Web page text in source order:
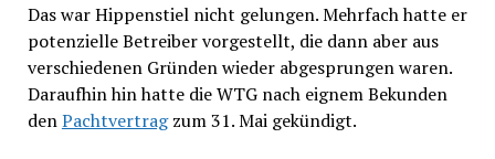
Das war Hippenstiel nicht gelungen. Mehrfach hatte er
potenzielle Betreiber vorgestellt, die dann aber aus
verschiedenen Gründen wieder abgesprungen waren.
Daraufhin hin hatte die WTG nach eignem Bekunden
denPachtvertragzum 31. Mai gekündigt.